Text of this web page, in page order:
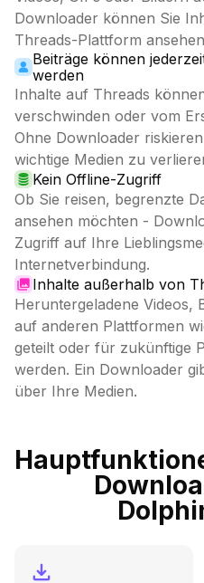
Downloader können Sie
Threads-Plattform
Beiträge können
werden
Inhalte auf Threads
verschwinden oder vom
Ohne Downloader
wichtige Medien zu
Kein Offline-Zugriff
Ob Sie reisen, begrenzte
ansehen möchten -
Zugriff auf Ihre
Internetverbindung.
Inhalte außerhalb von
Heruntergeladene Videos,
auf anderen Plattformen
geteilt oder für zukünftige
werden. Ein Downloader
über Ihre Medien.